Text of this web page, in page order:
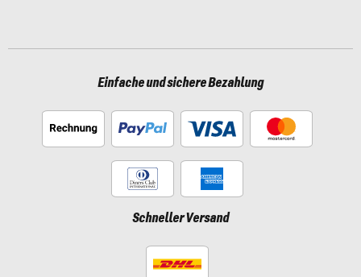
Einfache und sichere Bezahlung
Schneller Versand